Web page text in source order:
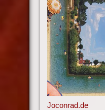
Joconrad.de